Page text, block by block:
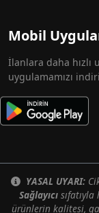
Mobil
İlanlara daha hızlı
uygulamamızı
YASAL UYARI:
Sağlayıcısıfatıyla
ürünlerin kalitesi,